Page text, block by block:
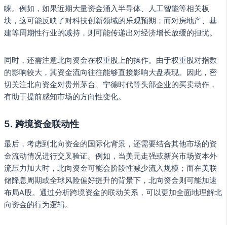
睐。例如，如果近期大量资金涌入半导体、人工智能等相关板
块，这可能反映了对科技创新领域的乐观预期；而对房地产、基
建等周期性行业的减持，则可能传递出对经济增长放缓的担忧。
同时，还需注意北向资金在权重股上的操作。由于权重股对指数
的影响较大，其资金流向往往能够直接影响大盘表现。因此，密
切关注北向资金对贵州茅台、宁德时代等头部企业的买卖动作，
有助于提前感知市场的方向性变化。
5. 跨境资金联动性
最后，考虑到北向资金的国际化背景，还需要结合其他市场的资
金流动情况进行交叉验证。例如，当美元走强或新兴市场资本外
流压力加大时，北向资金可能会阶段性减少流入规模；而在美联
储降息周期或全球风险偏好提升的背景下，北向资金则可能加速
布局A股。通过分析跨境资金的联动关系，可以更加全面地理解北
向资金的行为逻辑。